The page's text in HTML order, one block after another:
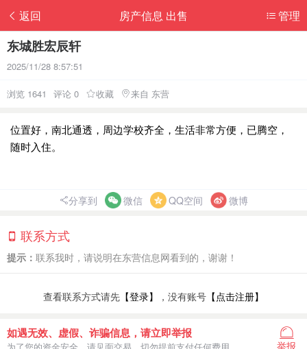
返回 管理
房产信息 出售
东城胜宏辰轩
2025/11/28 8:57:51
浏览 1641 评论 0 收藏 来自 东营
位置好，南北通透，周边学校齐全，生活非常方便，已腾空，
随时入住。
分享到 微信 QQ空间 微博
联系方式
提示： 联系我时，请说明在东营信息网看到的，谢谢！
查看联系方式请先 【登录】 ，没有账号 【点击注册】
如遇无效、虚假、诈骗信息，请立即举报
举报